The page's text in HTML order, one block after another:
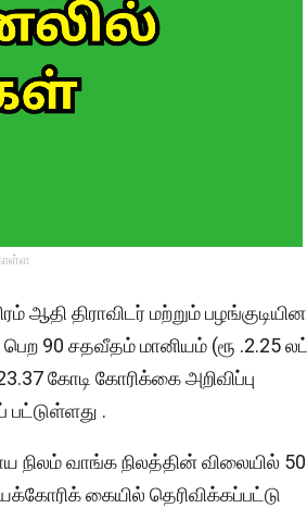
ஆதி திராவிடர் மற்றும் பழங்குடியின
90 சதவீதம் மானியம் (ரூ .2.25 லட்
கோடி கோரிக்கை அறிவிப்பு
.
நிலம் வாங்க நிலத்தின் விலையில் 50
கையில் தெரிவிக்கப்பட்டு